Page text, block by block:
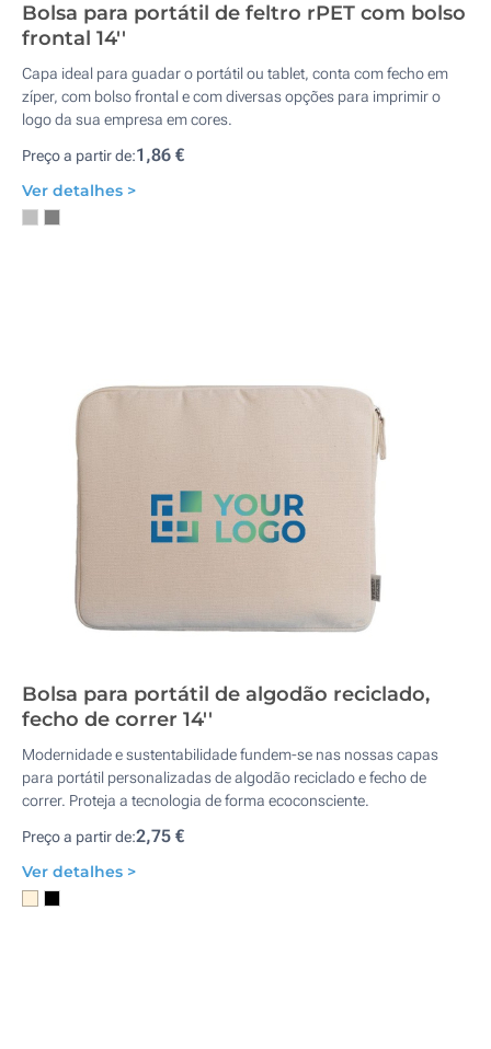
Bolsa para portátil de feltro rPET com bolso
frontal 14''
Capa ideal para guadar o portátil ou tablet, conta com fecho em
zíper, com bolso frontal e com diversas opções para imprimir o
logo da sua empresa em cores.
Preço a partir de:1,86 €
Ver detalhes >
Bolsa para portátil de algodão reciclado,
fecho de correr 14''
Modernidade e sustentabilidade fundem-se nas nossas capas
para portátil personalizadas de algodão reciclado e fecho de
correr. Proteja a tecnologia de forma ecoconsciente.
Preço a partir de:2,75 €
Ver detalhes >